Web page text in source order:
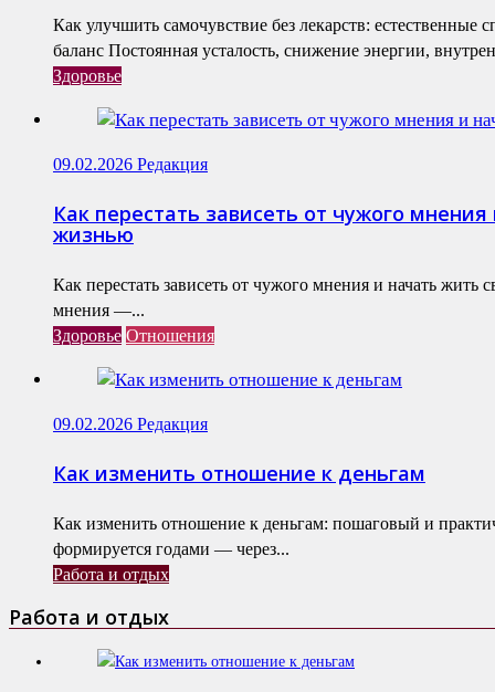
Как улучшить самочувствие без лекарств: естественные
баланс Постоянная усталость, снижение энергии,
Здоровье
09.02.2026 Редакция
Как перестать зависеть от чужого
жизнью
Как перестать зависеть от чужого мнения и начать жить
мнения —...
Здоровье Отношения
09.02.2026 Редакция
Как изменить отношение к деньгам
Как изменить отношение к деньгам: пошаговый и
формируется годами — через...
Работа и отдых
Работа и отдых